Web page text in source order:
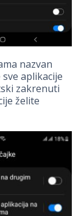
nazvan
aplikacije
zakrenuti
želite